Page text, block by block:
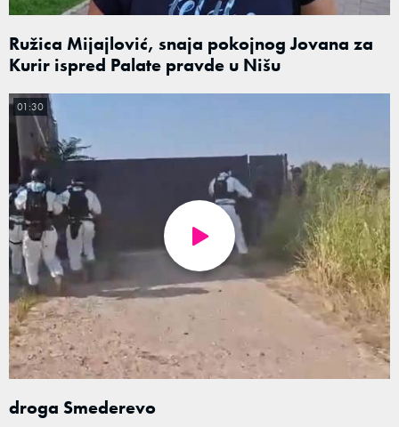
Ružica Mijajlović, snaja pokojnog Jovana za
Kurir ispred Palate pravde u Nišu
droga Smederevo
01:30